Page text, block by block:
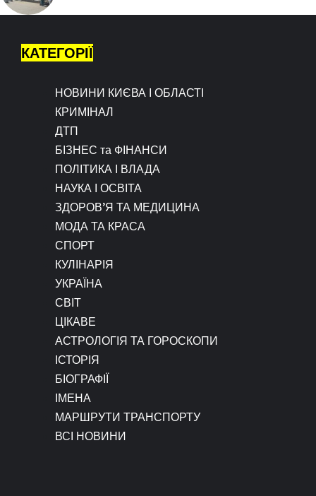
КАТЕГОРІЇ
НОВИНИ КИЄВА І ОБЛАСТІ
КРИМІНАЛ
ДТП
БІЗНЕС та ФІНАНСИ
ПОЛІТИКА І ВЛАДА
НАУКА І ОСВІТА
ЗДОРОВ’Я ТА МЕДИЦИНА
МОДА ТА КРАСА
СПОРТ
КУЛІНАРІЯ
УКРАЇНА
СВІТ
ЦІКАВЕ
АСТРОЛОГІЯ ТА ГОРОСКОПИ
ІСТОРІЯ
БІОГРАФІЇ
ІМЕНА
МАРШРУТИ ТРАНСПОРТУ
ВСІ НОВИНИ